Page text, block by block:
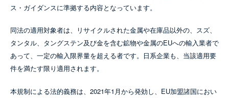
ス・ガイダンスに準拠する内容となっています。
同法の適用対象者は、リサイクルされた金属や在庫品以外の、スズ、
タンタル、タングステン及び金を含む鉱物や金属のEUへの輸入業者で
あって、一定の輸入限界量を超える者です。日系企業も、当該適用要
件を満たす限り適用されます。
本規制による法的義務は、2021年1月から発効し、EU加盟諸国におい